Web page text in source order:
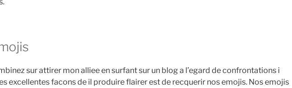
sur attirer mon alliee en surfant sur un blog a l’egard de confrontations i
excellentes facons de il produire flairer est de recquerir nos emojis. Nos emojis